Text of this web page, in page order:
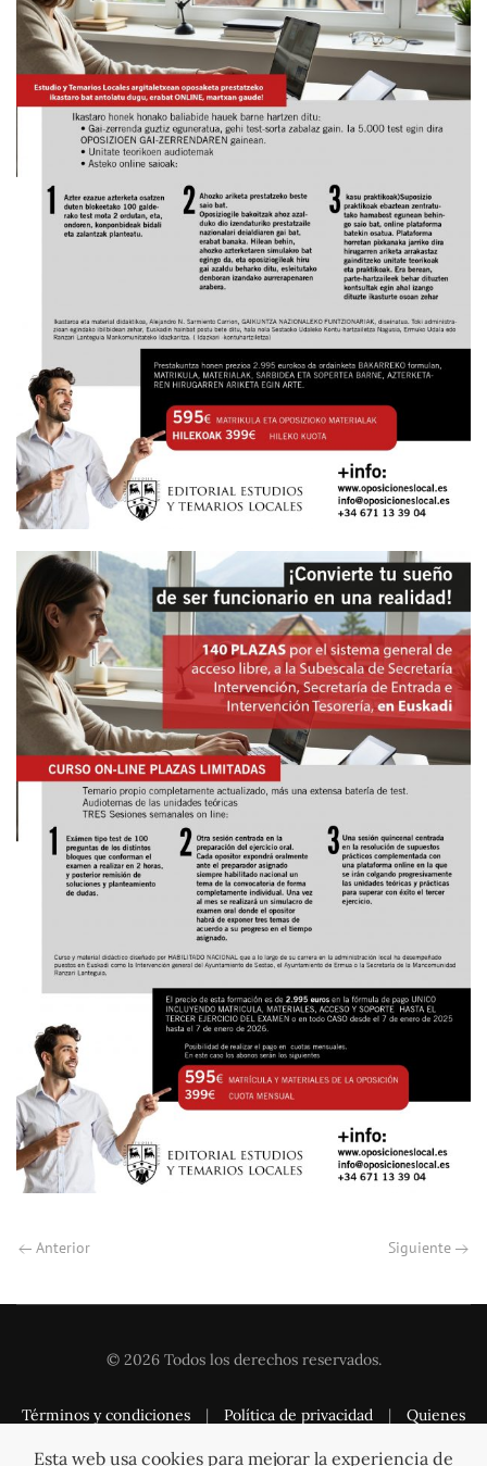
Anterior Siguiente
© 2026Todos los derechos reservados.
Términos y condiciones | Política de privacidad | Quienes
Esta web usa cookies para mejorar la experiencia de